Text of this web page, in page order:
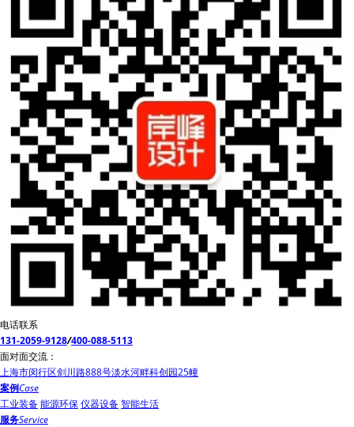
电话联系
131-2059-9128/400-088-5113
面对面交流：
上海市闵行区剑川路888号淡水河畔科创园25幢
案例Case
工业装备能源环保仪器设备智能生活
服务Service